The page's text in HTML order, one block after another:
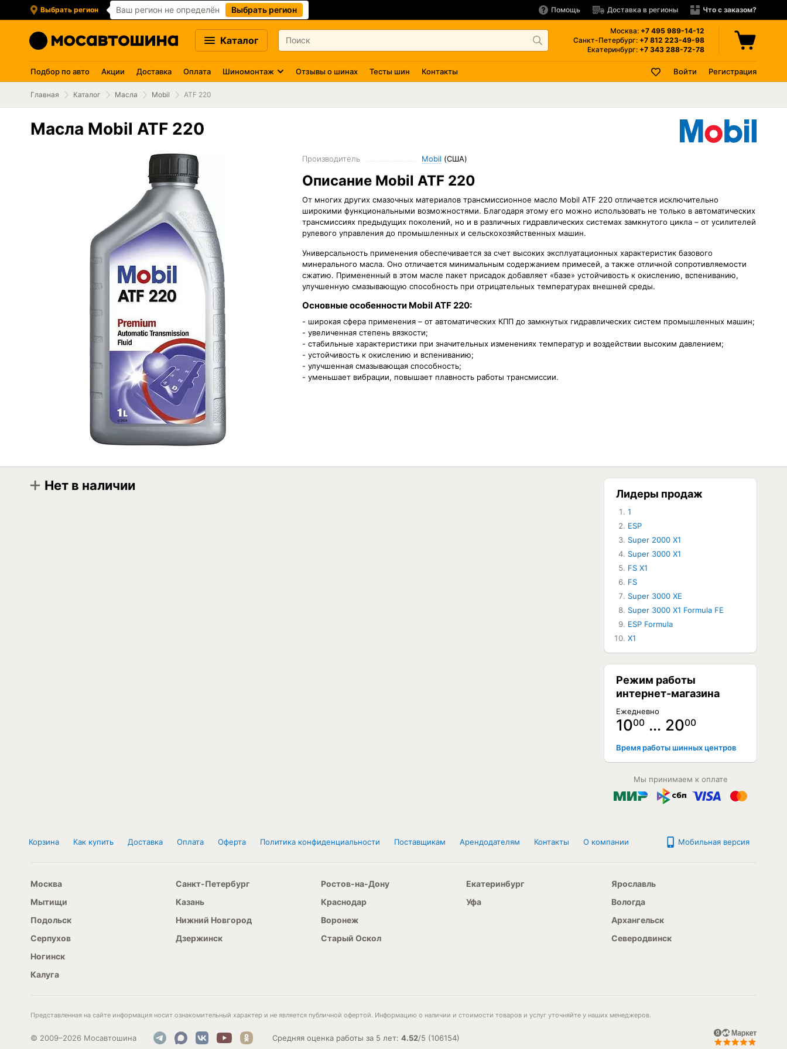
Выбрать регион Ваш регион не определён Выбрать регион Помощь Доставка в регионы Что с заказом?
Каталог
Москва: +7 495 989-14-12
Санкт-Петербург: +7 812 223-49-98
Екатеринбург: +7 343 288-72-78
Подбор по авто Акции Доставка Оплата Шиномонтаж Отзывы о шинах Тесты шин Контакты Войти Регистрация
Главная Каталог Масла Mobil ATF 220
Масла Mobil ATF 220
Производитель Mobil (США)
Описание Mobil ATF 220
От многих других смазочных материалов трансмиссионное масло Mobil ATF 220 отличается исключительно
широкими функциональными возможностями. Благодаря этому его можно использовать не только в автоматических
трансмиссиях предыдущих поколений, но и в различных гидравлических системах замкнутого цикла – от усилителей
рулевого управления до промышленных и сельскохозяйственных машин.
Универсальность применения обеспечивается за счет высоких эксплуатационных характеристик базового
минерального масла. Оно отличается минимальным содержанием примесей, а также отличной сопротивляемости
сжатию. Примененный в этом масле пакет присадок добавляет «базе» устойчивость к окислению, вспениванию,
улучшенную смазывающую способность при отрицательных температурах внешней среды.
Основные особенности Mobil ATF 220:
- широкая сфера применения – от автоматических КПП до замкнутых гидравлических систем промышленных машин;
- увеличенная степень вязкости;
- стабильные характеристики при значительных изменениях температур и воздействии высоким давлением;
- устойчивость к окислению и вспениванию;
- улучшенная смазывающая способность;
- уменьшает вибрации, повышает плавность работы трансмиссии.
Нет в наличии
Лидеры продаж
1
ESP
Super 2000 X1
Super 3000 X1
FS X1
FS
Super 3000 XE
Super 3000 X1 Formula FE
ESP Formula
X1
Режим работы
интернет-магазина
Ежедневно
1000 … 2000
Время работы шинных центров
Мы принимаем к оплате
Корзина Как купить Доставка Оплата Оферта Политика конфиденциальности Поставщикам Арендодателям Контакты О компании Мобильная версия
Москва
Мытищи
Подольск
Серпухов
Ногинск
Калуга
Санкт-Петербург
Казань
Нижний Новгород
Дзержинск
Ростов-на-Дону
Краснодар
Воронеж
Старый Оскол
Екатеринбург
Уфа
Ярославль
Вологда
Архангельск
Северодвинск
Представленная на сайте информация носит ознакомительный характер и не является публичной офертой. Информацию о наличии и стоимости товаров и услуг уточняйте у наших менеджеров.
© 2009–2026 Мосавтошина Средняя оценка работы за 5 лет: 4.52/5 (106154)